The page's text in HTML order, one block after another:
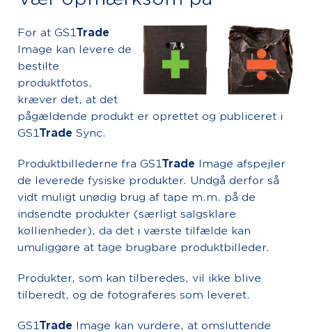
For at GS1Trade
Image kan levere de
bestilte
produktfotos,
kræver det, at det
pågældende produkt er oprettet og publiceret i
GS1Trade Sync.
Produktbillederne fra GS1Trade Image afspejler
de leverede fysiske produkter. Undgå derfor så
vidt muligt unødig brug af tape m.m. på de
indsendte produkter (særligt salgsklare
kollienheder), da det i værste tilfælde kan
umuliggøre at tage brugbare produktbilleder.
Produkter, som kan tilberedes, vil ikke blive
tilberedt, og de fotograferes som leveret.
GS1Trade Image kan vurdere, at omsluttende